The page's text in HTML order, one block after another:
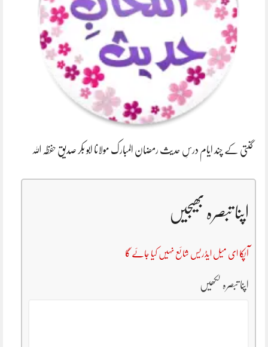
گنتی کے چند ایام درسِ حدیث رمضان المبارک مولانا ابو بکر صدیق حفظہ اللہ
اپنا تبصرہ بھیجیں
آپکا ای میل ایڈریس شائع نہیں کیا جائے گا
اپنا تبصرہ لکھیں